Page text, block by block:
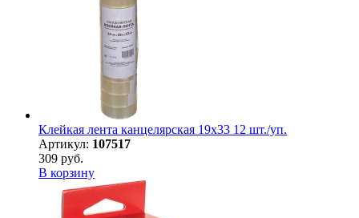
Клейкая лента канцелярская 19х33 12 шт./уп.
Артикул: 107517
309 руб.
В корзину